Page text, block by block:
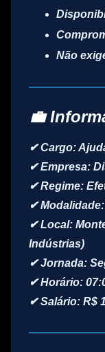
Não
💼
✔ Cargo:
✔ Empresa:
✔ Regime:
✔ Modalidade:
✔ Local:
Indústrias)
✔ Jornada:
✔ Horário:
✔ Salário: R$